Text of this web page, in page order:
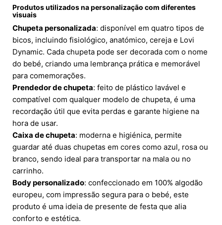
Produtos utilizados na personalização com diferentes
visuais
Chupeta personalizada: disponível em quatro tipos de
bicos, incluindo fisiológico, anatómico, cereja e Lovi
Dynamic. Cada chupeta pode ser decorada com o nome
do bebé, criando uma lembrança prática e memorável
para comemorações.
Prendedor de chupeta: feito de plástico lavável e
compatível com qualquer modelo de chupeta, é uma
recordação útil que evita perdas e garante higiene na
hora de usar.
Caixa de chupeta: moderna e higiénica, permite
guardar até duas chupetas em cores como azul, rosa ou
branco, sendo ideal para transportar na mala ou no
carrinho.
Body personalizado: confeccionado em 100% algodão
europeu, com impressão segura para o bebé, este
produto é uma ideia de presente de festa que alia
conforto e estética.